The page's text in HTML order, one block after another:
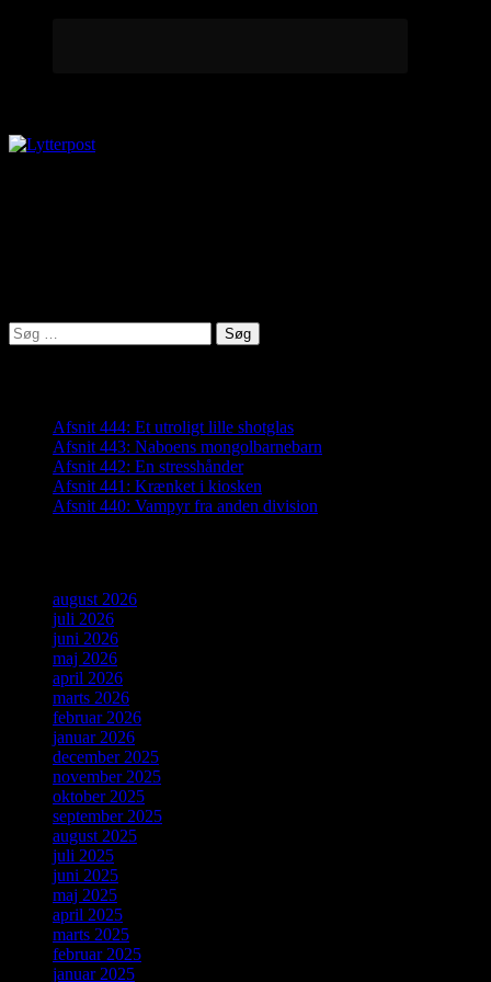
Søg
efter:
Afsnit 444: Et utroligt lille shotglas
Afsnit 443: Naboens mongolbarnebarn
Afsnit 442: En stresshånder
Afsnit 441: Krænket i kiosken
Afsnit 440: Vampyr fra anden division
august 2026
juli 2026
juni 2026
maj 2026
april 2026
marts 2026
februar 2026
januar 2026
december 2025
november 2025
oktober 2025
september 2025
august 2025
juli 2025
juni 2025
maj 2025
april 2025
marts 2025
februar 2025
januar 2025